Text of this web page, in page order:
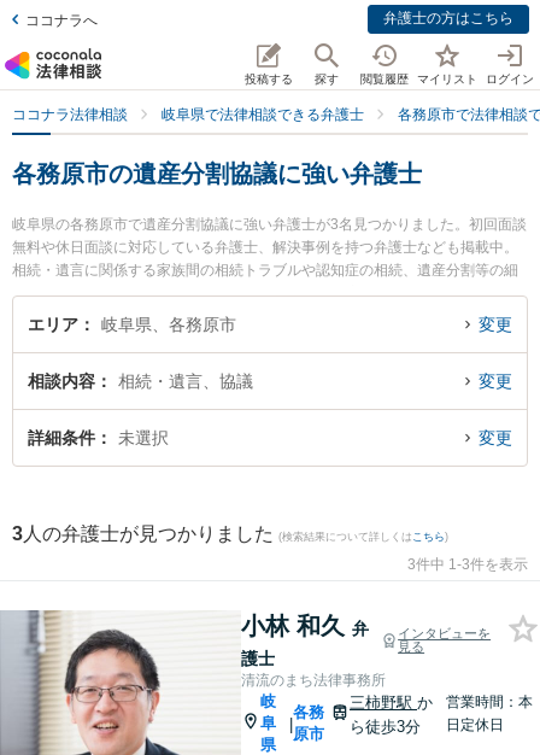
ココナラへ 弁護士の方はこちら
投稿する 探す 閲覧履歴 マイリスト ログイン
ココナラ法律相談 岐阜県で法律相談できる弁護士 各務原市で法律相談
各務原市の遺産分割協議に強い弁護士
岐阜県の各務原市で遺産分割協議に強い弁護士が3名見つかりました。初回面談
無料や休日面談に対応している弁護士、解決事例を持つ弁護士なども掲載中。
相続・遺言に関係する家族間の相続トラブルや認知症の相続、遺産分割等の細
かな分野での絞り込み検索もでき便利です。特に清流のまち法律事務所の小林
和久弁護士や中村将成法律事務所の中村 将成弁護士、花光総合法律事務所の花
護士に相談したい』『遺産分割協議のトラブル解決の実績豊富な近くの弁護士
を検索したい』『初回相談無料で遺産分割協議を法律相談できる各務原市内の
弁護士に相談予約したい』などでお困りの相談者さんにおすすめです。
エリア 岐阜県、各務原市 変更
相談内容 相続・遺言、協議 変更
詳細条件 未選択 変更
3 人の弁護士が見つかりました (検索結果について詳しくは こちら)
3件中 1-3件を表示
小林 和久 弁
護士
インタビューを
見る
清流のまち法律事務所
岐
阜
県
|
各務
原市
三柿野駅か
ら徒歩3分
営業時間：本
日定休日